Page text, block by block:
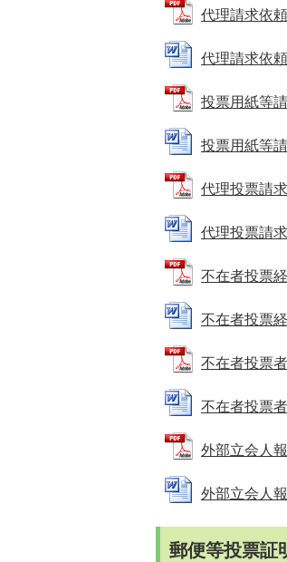
代理請求依
代理請求依
投票用紙等
投票用紙等
代理投票請
代理投票請
不在者投票
不在者投票
不在者投票
不在者投票
外部立会人
外部立会人
郵便等投票証